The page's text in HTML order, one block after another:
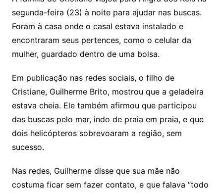
segunda-feira (23) à noite para ajudar nas buscas.
Foram à casa onde o casal estava instalado e
encontraram seus pertences, como o celular da
mulher, guardado dentro de uma bolsa.
Em publicação nas redes sociais, o filho de
Cristiane, Guilherme Brito, mostrou que a geladeira
estava cheia. Ele também afirmou que participou
das buscas pelo mar, indo de praia em praia, e que
dois helicópteros sobrevoaram a região, sem
sucesso.
Nas redes, Guilherme disse que sua mãe não
costuma ficar sem fazer contato, e que falava “todo